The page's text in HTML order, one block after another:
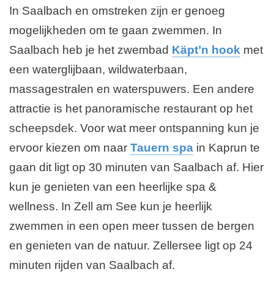
i
n
g
d
e
p
a
g
i
n
a
In Saalbach en omstreken zijn er genoeg
mogelijkheden om te gaan zwemmen. In
Saalbach heb je het zwembad Käpt’n hook met
een waterglijbaan, wildwaterbaan,
massagestralen en waterspuwers. Een andere
attractie is het panoramische restaurant op het
scheepsdek. Voor wat meer ontspanning kun je
ervoor kiezen om naar Tauern spa in Kaprun te
gaan dit ligt op 30 minuten van Saalbach af. Hier
kun je genieten van een heerlijke spa &
wellness. In Zell am See kun je heerlijk
zwemmen in een open meer tussen de bergen
en genieten van de natuur. Zellersee ligt op 24
minuten rijden van Saalbach af.